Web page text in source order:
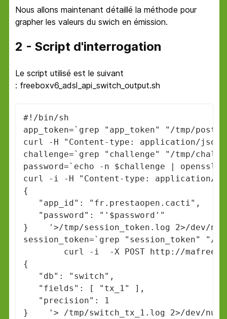
Nous allons maintenant détaillé la méthode pour
grapher les valeurs du swich en émission.
2 - Script d'interrogation
Le script utilisé est le suivant
: freeboxv6_adsl_api_switch_output.sh
#!/bin/sh
app_token=`grep "app_token" "/
curl -H "Content-type: application/
challenge=`grep "challenge" "/
password=`echo -n $challenge | openssl
curl -i -H "Content-type: application/
{
   "app_id": "fr.prestaopen.cacti",
   "password": "'$password'"
}    '>/tmp/session_token.log 2>/dev/
session_token=`grep
{
   "db": "switch",
   "fields": [ "tx_1" ],
   "precision": 1
}    '> /tmp/switch_tx_1.log 2>/dev/null